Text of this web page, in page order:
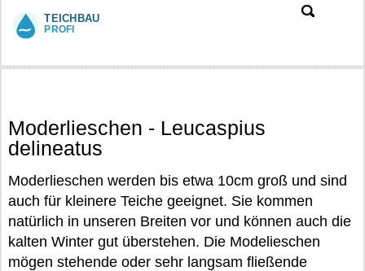
Moderlieschen - Leucaspius
delineatus
Moderlieschen werden bis etwa 10cm groß und sind
auch für kleinere Teiche geeignet. Sie kommen
natürlich in unseren Breiten vor und können auch die
kalten Winter gut überstehen. Die Modelieschen
mögen stehende oder sehr langsam fließende